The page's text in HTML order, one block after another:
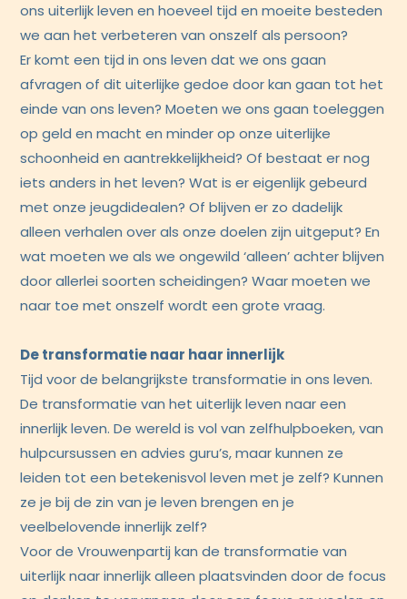
ons uiterlijk leven en hoeveel tijd en moeite besteden
we aan het verbeteren van onszelf als persoon?
Er komt een tijd in ons leven dat we ons gaan
afvragen of dit uiterlijke gedoe door kan gaan tot het
einde van ons leven? Moeten we ons gaan toeleggen
op geld en macht en minder op onze uiterlijke
schoonheid en aantrekkelijkheid? Of bestaat er nog
iets anders in het leven? Wat is er eigenlijk gebeurd
met onze jeugdidealen? Of blijven er zo dadelijk
alleen verhalen over als onze doelen zijn uitgeput? En
wat moeten we als we ongewild ‘alleen’ achter blijven
door allerlei soorten scheidingen? Waar moeten we
naar toe met onszelf wordt een grote vraag.
De transformatie naar haar innerlijk
Tijd voor de belangrijkste transformatie in ons leven.
De transformatie van het uiterlijk leven naar een
innerlijk leven. De wereld is vol van zelfhulpboeken, van
hulpcursussen en advies guru’s, maar kunnen ze
leiden tot een betekenisvol leven met je zelf? Kunnen
ze je bij de zin van je leven brengen en je
veelbelovende innerlijk zelf?
Voor de Vrouwenpartij kan de transformatie van
uiterlijk naar innerlijk alleen plaatsvinden door de focus